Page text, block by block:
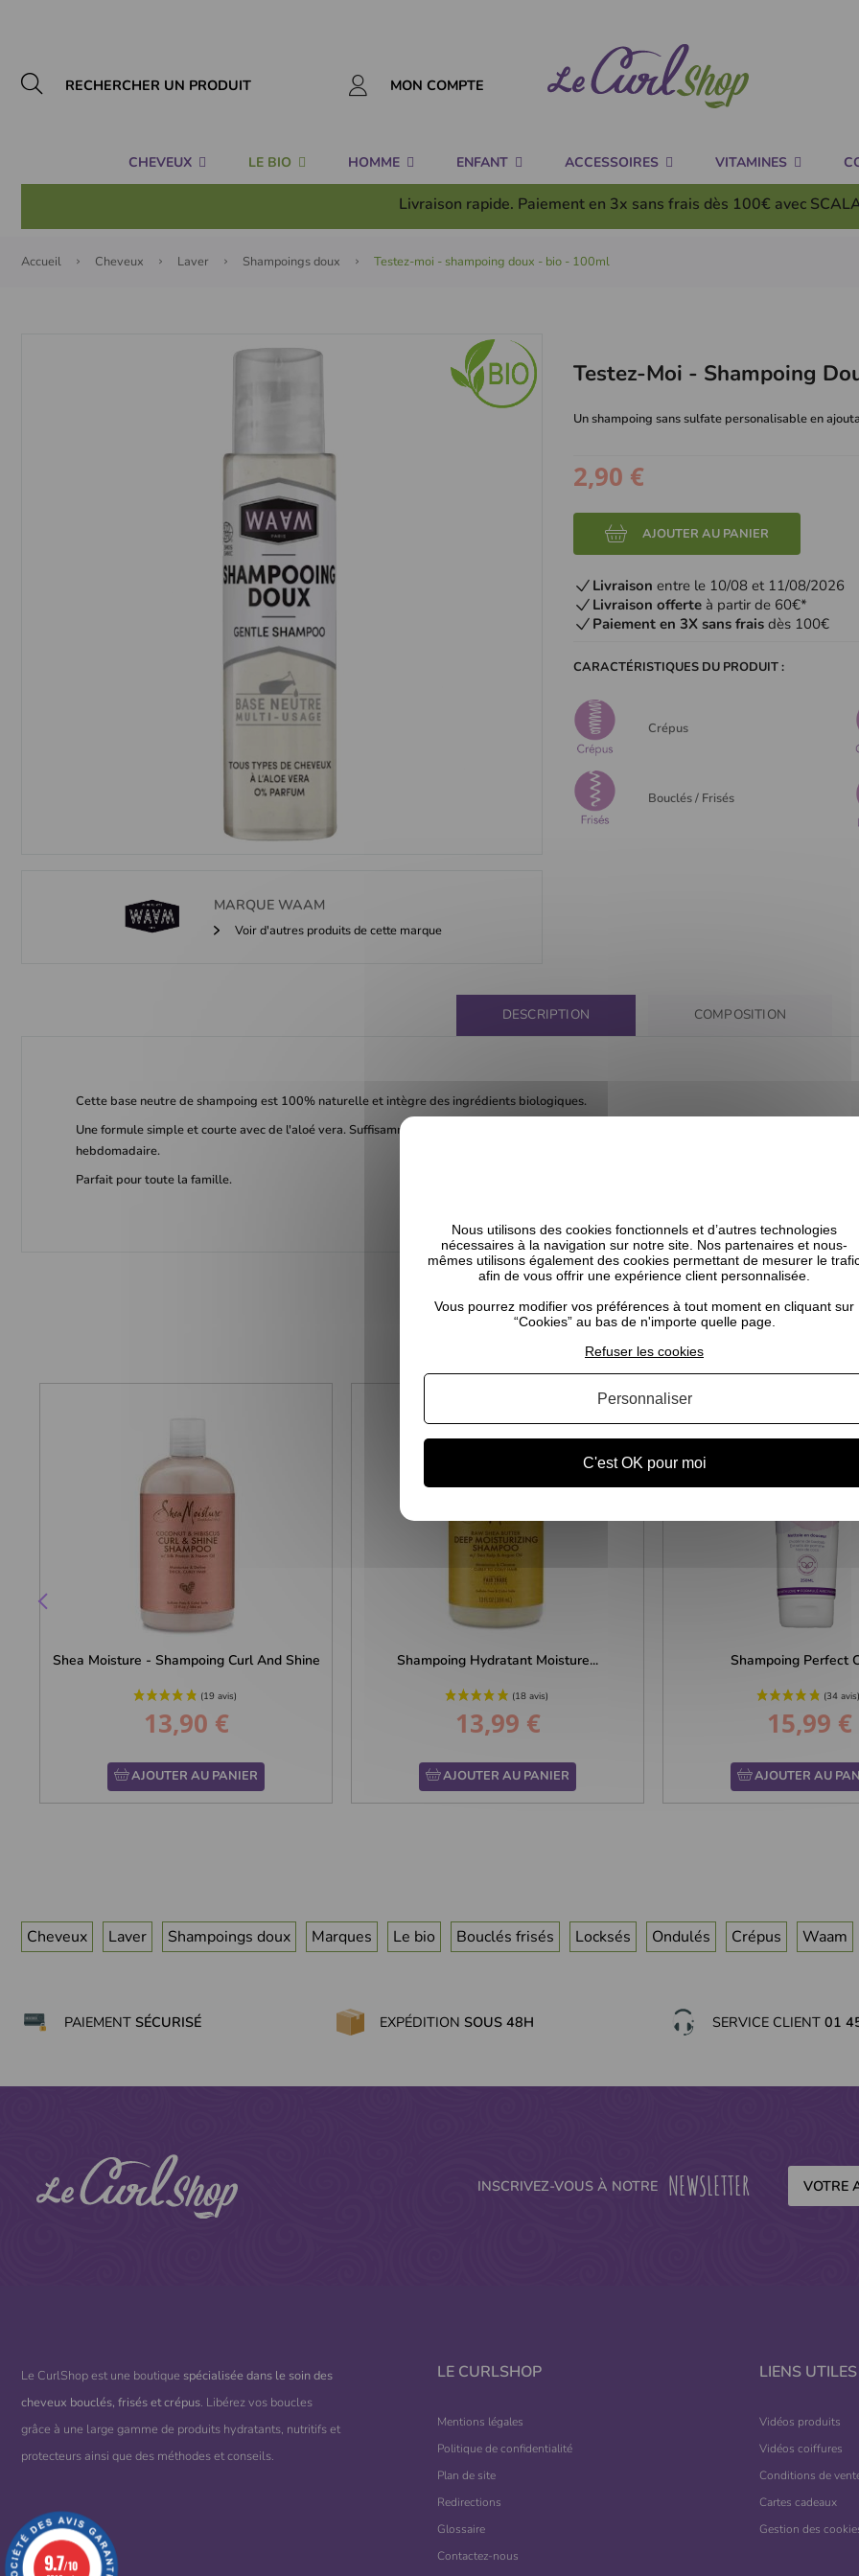
MON COMPTE
CHEVEUX LE BIO HOMME ENFANT ACCESSOIRES VITAMINES
Livraison rapide. Paiement en 3x sans frais dès 100€ avec
Accueil Cheveux Laver Shampoings doux Testez-moi - shampoing doux - bio - 100ml
MARQUEWAAM
Voir d'autres produits de cette marque
Testez-Moi - Shampoing
Un shampoing sans sulfate personalisable en
2,90 €
AJOUTER AU PANIER
Livraison entre le 10/08 et 11/08/2026
Livraison offerte à partir de 60€*
Paiement en 3X sans frais dès 100€
CARACTÉRISTIQUES DU PRODUIT :
Crépus
Bouclés / Frisés
DESCRIPTION COMPOSITION
Cette base neutre de shampoing est 100% naturelle et intègre des ingrédients biologiques.
Une formule simple et courte avec de l'aloé vera. Suffisamment lavant pour éliminer votre bain d'huile et assez doux pour un lavage
hebdomadaire.
Parfait pour toute la famille.
CELA POURRAIT VOUS INTÉRESSER
Shea Moisture - Shampoing Curl And Shine
Prix
13,90 €
AJOUTER AU PANIER
Shampoing Hydratant Moisture...
Prix
13,99 €
AJOUTER AU PANIER
Shampoing Perfect
Prix
15,99 €
AJOUTER AU
Cheveux Laver Shampoings doux Marques Le bio Bouclés frisés Locksés Ondulés Crépus Waam
PAIEMENT SÉCURISÉ EXPÉDITION SOUS 48H SERVICE CLIENT 01
INSCRIVEZ-VOUS À NOTRE NEWSLETTER
Le CurlShop est une boutique spécialisée dans le soin des
cheveux bouclés, frisés et crépus. Libérez vos boucles
grâce à une large gamme de produits hydratants, nutritifs et
protecteurs ainsi que des méthodes et conseils.
LE CURLSHOP
Mentions légales
Politique de confidentialité
Plan de site
Redirections
Glossaire
Contactez-nous
LIENS UTILES
Vidéos produits
Vidéos coiffures
Conditions de
Cartes cadeaux
Gestion des
9.7/10
Nous utilisons des cookies fonctionnels et d’autres technologies
nécessaires à la navigation sur notre site. Nos partenaires et nous-
mêmes utilisons également des cookies permettant de mesurer le
afin de vous offrir une expérience client personnalisée.
Vous pourrez modifier vos préférences à tout moment en cliquant sur
“Cookies” au bas de n'importe quelle page.
C'est OK pour moi
Refuser les cookies
Personnaliser